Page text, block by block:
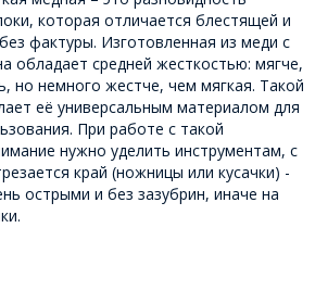
которая отличается блестящей и
фактуры. Изготовленная из меди с
обладает средней жесткостью: мягче,
но немного жестче, чем мягкая. Такой
её универсальным материалом для
При работе с такой
нужно уделить инструментам, с
край (ножницы или кусачки) -
острыми и без зазубрин, иначе на